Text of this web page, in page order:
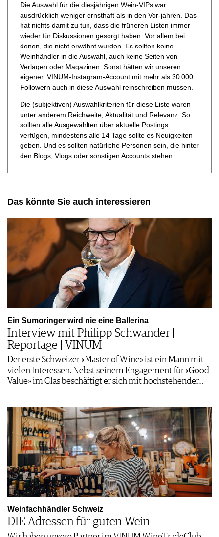
Die Auswahl für die diesjährigen Wein-VIPs war
ausdrücklich weniger ernsthaft als in den Vor-jahren. Das
hat nichts damit zu tun, dass die früheren Listen immer
wieder für Diskussionen gesorgt haben. Vor allem bei
denen, die nicht erwähnt wurden. Es sollten keine
Weinhändler in die Auswahl, auch keine Seiten von
Verlagen oder Magazinen. Sonst hätten wir unseren
eigenen VINUM-Instagram-Account mit mehr als 30 000
Followern auch in diese Auswahl reinschreiben müssen.
Die (subjektiven) Auswahlkriterien für diese Liste waren
unter anderem Reichweite, Aktualität und Relevanz. So
sollten alle Ausgewählten über aktuelle Postings
verfügen, mindestens alle 14 Tage sollte es Neuigkeiten
geben. Und es sollten natürliche Personen sein, die hinter
den Blogs, Vlogs oder sonstigen Accounts stehen.
Das könnte Sie auch interessieren
Ein Sumoringer wird nie eine Ballerina
Interview mit Philipp Schwander |
Reportage | VINUM
Der erste Schweizer «Master of Wine» ist ein Mann mit
vielen Interessen. Nebst seinem Engagement für «Good
Value» im Glas beschäftigt er sich mit hochstehender…
Weinfachhändler Schweiz
DIE Adressen für guten Wein